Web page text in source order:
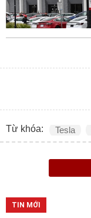
Từ khóa: Tesla
TIN MỚI